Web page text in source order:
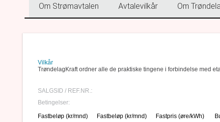
Om Strømavtalen Avtalevilkår Om
Vilkår
TrøndelagKraft ordner alle de praktiske tingene i forbindelse med
SALGSID / REF.NR.:
Betingelser:
Fastbeløp (kr/mnd)
Fastbeløp (kr/mnd) Fastpris (øre/kWh)